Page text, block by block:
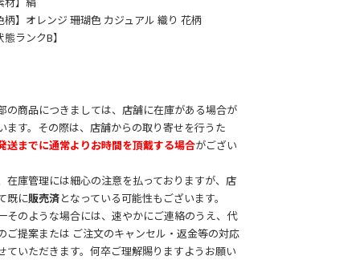
柄】オレンジ 珊瑚色 カジュアル 織り 花柄
態ランクB】
の商品につきましては、店舗に在庫がある場合が
ます。その際は、店舗からの取り寄せを行うた
送までに通常よりお時間を頂戴する場合がござい
在庫管理には細心の注意を払っておりますが、店
既に販売済となっている可能性もございます。
そのような場合には、速やかにご連絡のうえ、代
ご提案または ご注文のキャンセル・返金等の対応
ていただきます。何卒ご理解賜りますようお願い